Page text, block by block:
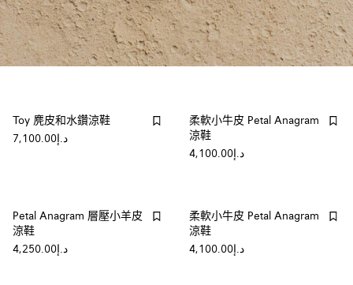
Toy 麂皮和水鑽涼鞋
د.إ7,100.00
柔軟小牛皮 Petal Anagram
涼鞋
د.إ4,100.00
Petal Anagram 層壓小羊皮
涼鞋
د.إ4,250.00
柔軟小牛皮 Petal Anagram
涼鞋
د.إ4,100.00